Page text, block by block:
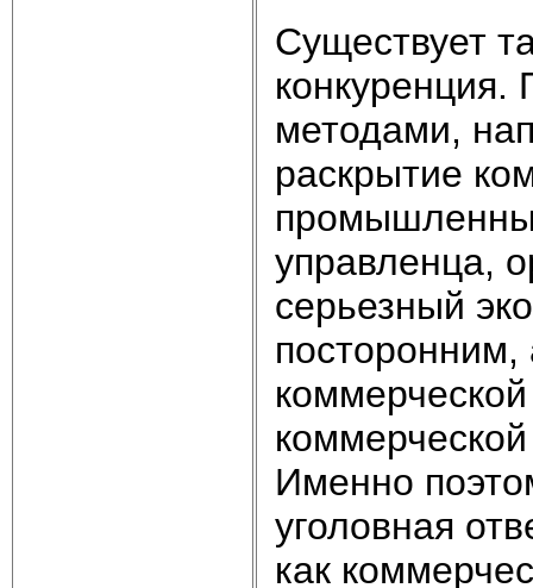
Существует
методами,
раскрытие
управленца,
серьезный
посторонним,
Именно
уголовная
как